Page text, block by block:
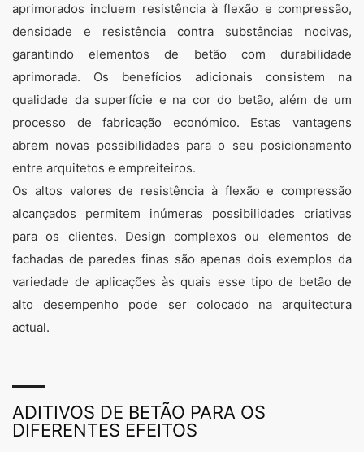
aprimorados incluem resistência à flexão e compressão,
densidade e resistência contra substâncias nocivas,
garantindo elementos de betão com durabilidade
aprimorada. Os benefícios adicionais consistem na
qualidade da superfície e na cor do betão, além de um
processo de fabricação económico. Estas vantagens
abrem novas possibilidades para o seu posicionamento
entre arquitetos e empreiteiros.
Os altos valores de resistência à flexão e compressão
alcançados permitem inúmeras possibilidades criativas
para os clientes. Design complexos ou elementos de
fachadas de paredes finas são apenas dois exemplos da
variedade de aplicações às quais esse tipo de betão de
alto desempenho pode ser colocado na arquitectura
actual.
ADITIVOS DE BETÃO PARA OS
DIFERENTES EFEITOS